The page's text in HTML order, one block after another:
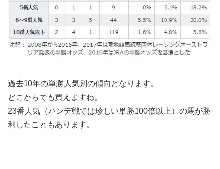
過去10年の単勝人気別の傾向となります。
どこからでも買えますね。
23番人気（ハンデ戦では珍しい単勝100倍以上）の馬が勝
利したこともあります。